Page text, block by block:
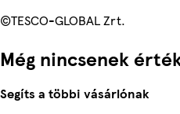
©TESCO-GLOBAL Zrt.
Még nincsenek
Segíts a többi vásárlónak